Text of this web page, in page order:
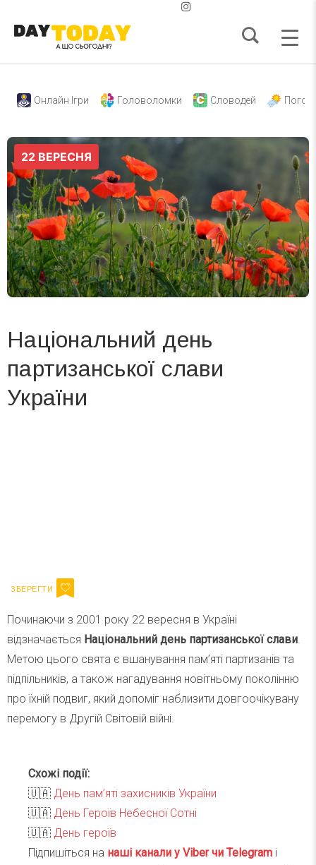
Онлайн Ігри Головоломки Словодей
Національний день
партизанської слави
України
Починаючи з 2001 року 22 вересня в Україні
відзначається Національний день партизанської слави.
Метою цього свята є вшанування пам’яті партизанів та
підпільників, а також нагадування новітньому поколінню
про їхній подвиг, який допоміг наблизити довгоочікувану
перемогу в Другій Світовій війні.
Схожі події:
🇺🇦 День пам’яті захисників України
🇺🇦 День Героїв Небесної Сотні
🇺🇦 День героїв
Підпишіться на наші канали у Viber чи Telegram і